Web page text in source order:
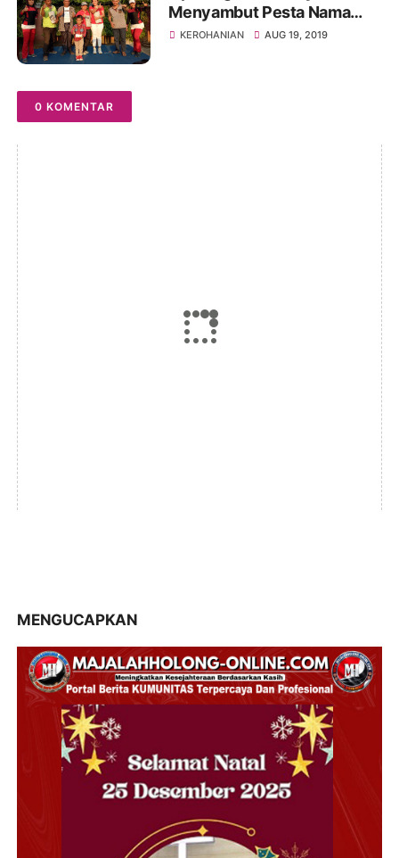
Menyambut Pesta Nama
Pelindung Gereja St Rafael
KEROHANIAN AUG 19, 2019
0 KOMENTAR
MENGUCAPKAN